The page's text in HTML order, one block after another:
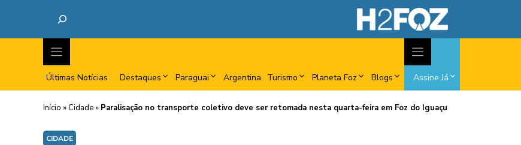
Últimas Notícias Destaques Paraguai Argentina Turismo Planeta Foz Blogs Assine Já
Início » Cidade » Paralisação no transporte coletivo deve ser retomada nesta quarta-feira em Foz do Iguaçu
CIDADE